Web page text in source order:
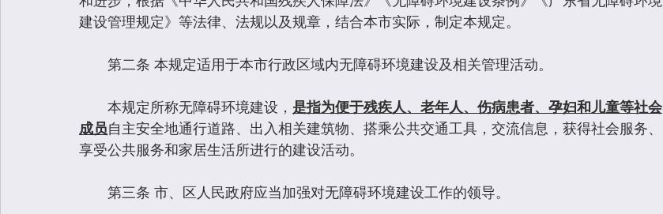
建设管理规定》等法律、法规以及规章，结合本市实际，制定本规定。
第二条 本规定适用于本市行政区域内无障碍环境建设及相关管理活动。
本规定所称无障碍环境建设， 是指为便于残疾人、老年人、伤病患者、孕妇和儿童等社会
成员自主安全地通行道路、出入相关建筑物、搭乘公共交通工具，交流信息，获得社会服务、
享受公共服务和家居生活所进行的建设活动。
第三条 市、区人民政府应当加强对无障碍环境建设工作的领导。